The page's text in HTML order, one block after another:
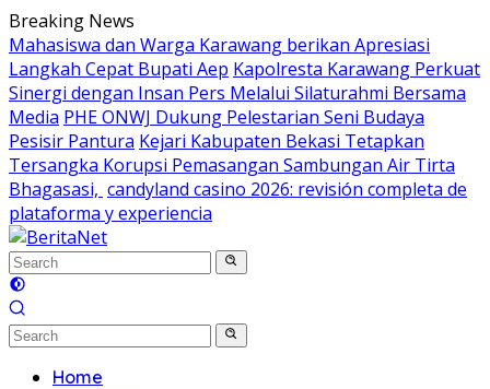
Skip
to
content
Breaking News
Mahasiswa dan Warga Karawang berikan Apresiasi
Langkah Cepat Bupati Aep Kapolresta Karawang Perkuat
Sinergi dengan Insan Pers Melalui Silaturahmi Bersama
Media PHE ONWJ Dukung Pelestarian Seni Budaya
Pesisir Pantura Kejari Kabupaten Bekasi Tetapkan
Tersangka Korupsi Pemasangan Sambungan Air Tirta
Bhagasasi, candyland casino 2026: revisión completa de
plataforma y experiencia
Home